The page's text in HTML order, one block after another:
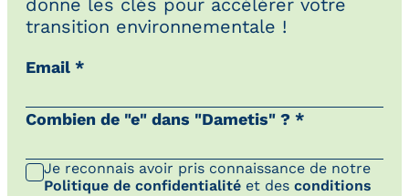
donne les clés pour accélérer votre
transition environnementale !
Email *
Combien de "e" dans "Dametis" ? *
Je reconnais avoir pris connaissance de notre
Politique de confidentialité et des conditions